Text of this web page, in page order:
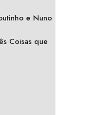
e Nuno
Coisas que